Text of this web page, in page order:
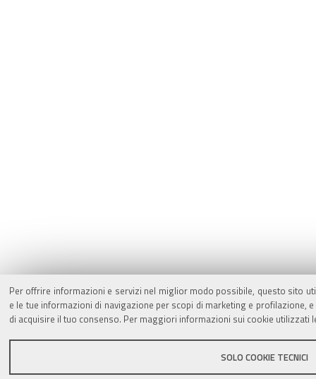
Per offrire informazioni e servizi nel miglior modo possibile, questo sito
e le tue informazioni di navigazione per scopi di marketing e
di acquisire il tuo consenso. Per maggiori informazioni sui cookie utilizzati
SOLO COOKIE TECNICI